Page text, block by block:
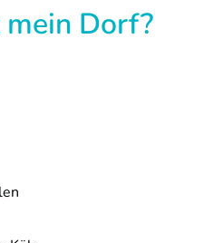
Dorf?